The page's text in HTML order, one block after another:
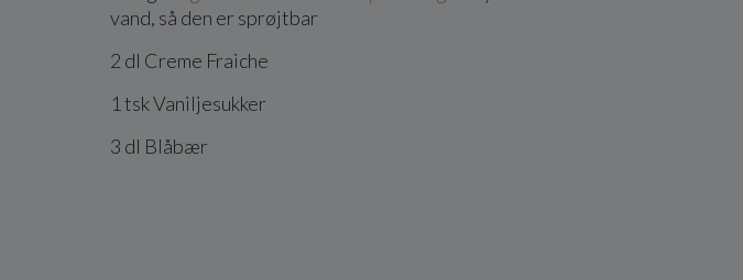
vand, så den er sprøjtbar
2 dl Creme Fraiche
1 tskVaniljesukker
3 dl Blåbær